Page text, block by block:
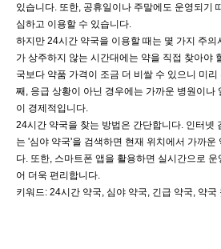
있습니다. 또한, 공휴일이나 주말에도 운영되기
심하고 이용할 수 있습니다.
하지만 24시간 약국을 이용할 때는 몇 가지 주
가 상주하지 않는 시간대에는 약을 직접 찾아야
국보다 약품 가격이 조금 더 비쌀 수 있으니 미
째, 응급 상황이 아닌 경우에는 가까운 병원이나
이 경제적입니다.
24시간 약국을 찾는 방법은 간단합니다. 인터넷
는 '심야 약국'을 검색하면 현재 위치에서 가까운
다. 또한, 스마트폰 앱을 활용하면 실시간으로
어 더욱 편리합니다.
키워드: 24시간 약국, 심야 약국, 긴급 약국, 약국